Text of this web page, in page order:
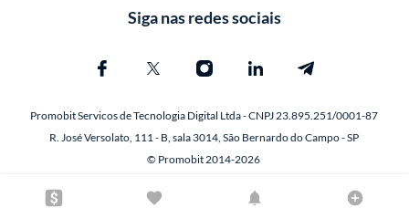
Siga nas redes sociais
Promobit Servicos de Tecnologia Digital Ltda - CNPJ 23.895.251/0001-87
R. José Versolato, 111 - B, sala 3014, São Bernardo do Campo - SP
© Promobit 2014-2026